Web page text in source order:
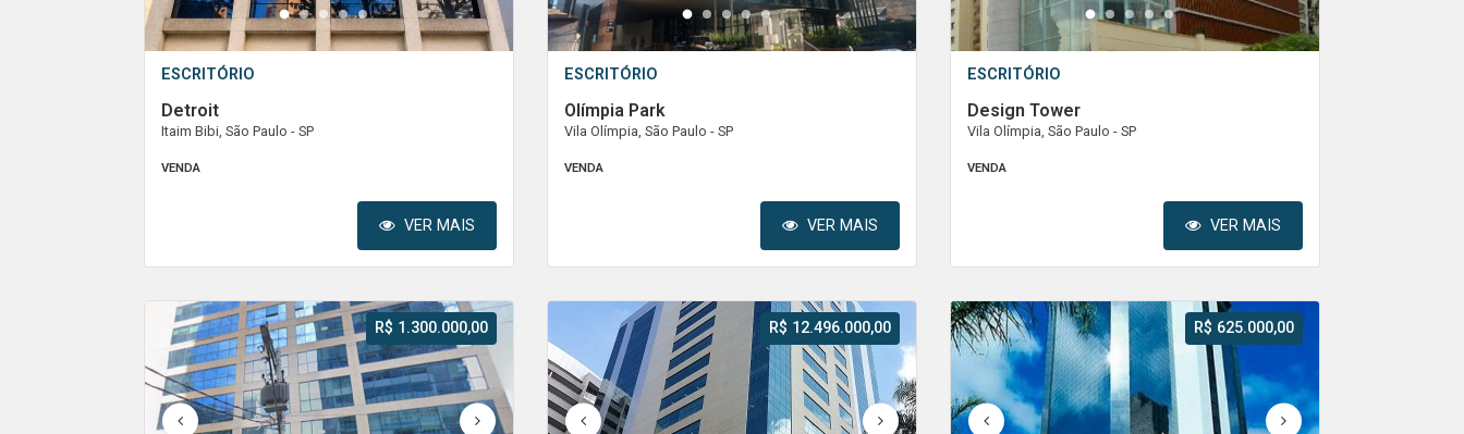
1 2 3 4 5
ESCRITÓRIO
Detroit
Itaim Bibi, São Paulo - SP
VENDA
VER MAIS
1 2 3 4 5
ESCRITÓRIO
Olímpia Park
Vila Olímpia, São Paulo - SP
VENDA
VER MAIS
1 2 3 4 5
ESCRITÓRIO
Design Tower
Vila Olímpia, São Paulo - SP
VENDA
VER MAIS
R$ 1.300.000,00 R$ 12.496.000,00 R$ 625.000,00